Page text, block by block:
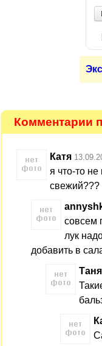
Комментарии
Катя
я что-то
свежий???
совсем
лук
добавить в
Таня